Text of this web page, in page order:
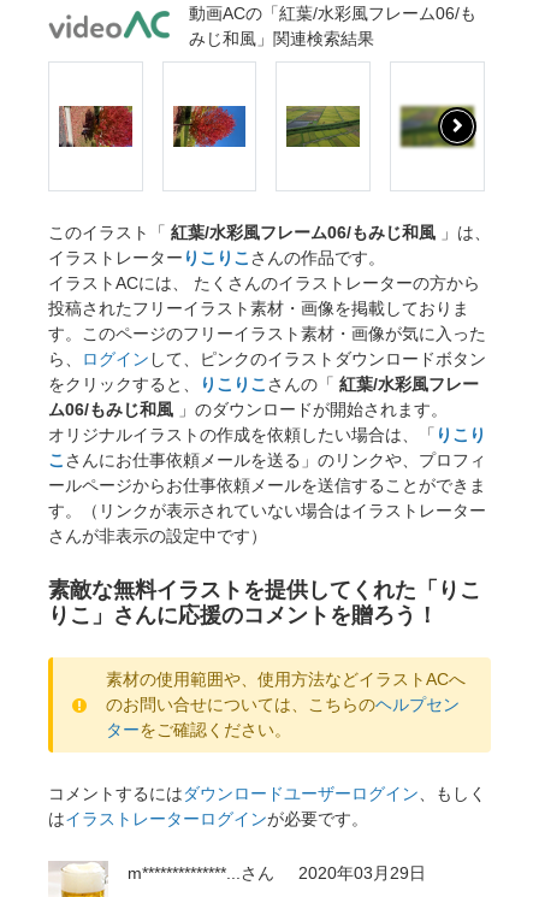
動画ACの「紅葉/水彩風フレーム06/も
みじ和風」関連検索結果
このイラスト「 紅葉/水彩風フレーム06/もみじ和風 」は、
イラストレーター りこりこさんの作品です。
イラストACには、 たくさんのイラストレーターの方から
投稿されたフリーイラスト素材・画像を掲載しておりま
す。このページのフリーイラスト素材・画像が気に入った
ら、
ログイン して、ピンクのイラストダウンロードボタン
をクリックすると、
りこりこさんの「 紅葉/水彩風フレー
ム06/もみじ和風 」のダウンロードが開始されます。
オリジナルイラストの作成を依頼したい場合は、「 りこり
こさんにお仕事依頼メールを送る」のリンクや、プロフィ
ールページからお仕事依頼メールを送信することができま
す。（リンクが表示されていない場合はイラストレーター
さんが非表示の設定中です）
素敵な無料イラストを提供してくれた「りこ
りこ」さんに応援のコメントを贈ろう！
素材の使用範囲や、使用方法などイラストACへ
のお問い合せについては、こちらのヘルプセン
ターをご確認ください。
コメントするにはダウンロードユーザーログイン、もしく
はイラストレーターログインが必要です。
m**************...さん
2020年03月29日